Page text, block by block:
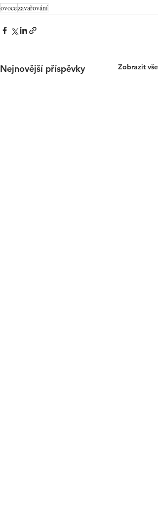
ovocezavařování
Nejnovější příspěvky Zobrazit vše